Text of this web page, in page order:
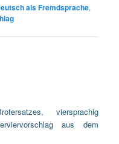
als Fremdsprache,
viersprachig
aus dem